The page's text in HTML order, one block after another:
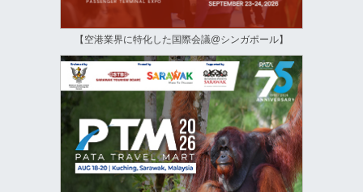
【空港業界に特化した国際会議@シンガポール】